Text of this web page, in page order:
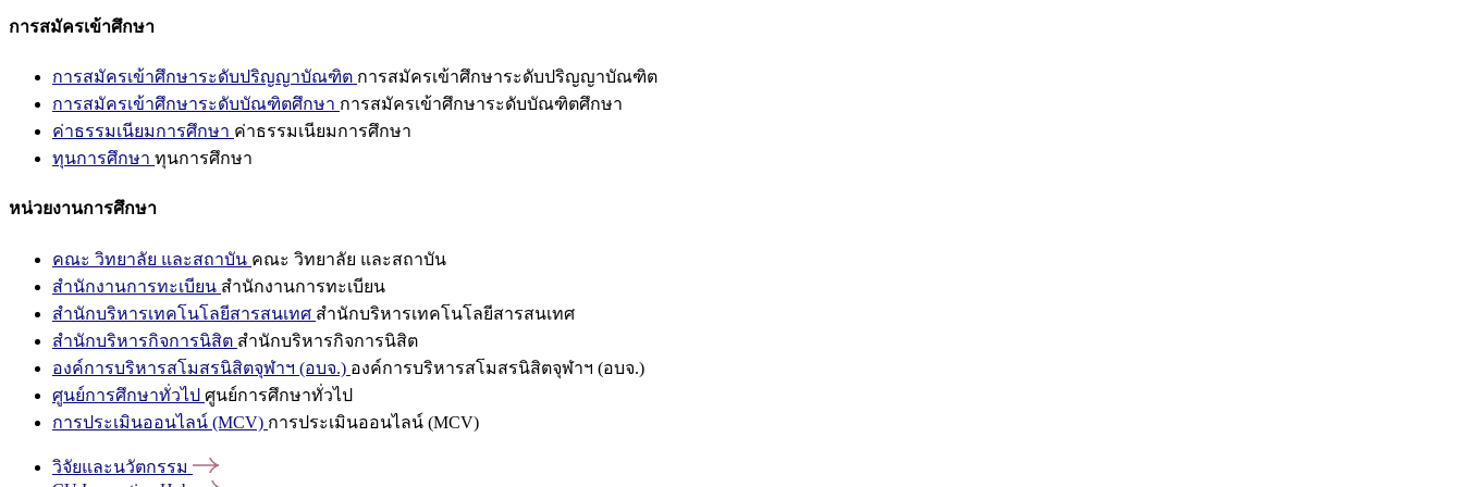
การสมัครเข้าศึกษา
การสมัครเข้าศึกษาระดับปริญญาบัณฑิต การสมัครเข้าศึกษาระดับปริญญาบัณฑิต
การสมัครเข้าศึกษาระดับบัณฑิตศึกษา การสมัครเข้าศึกษาระดับบัณฑิตศึกษา
ค่าธรรมเนียมการศึกษา ค่าธรรมเนียมการศึกษา
ทุนการศึกษา ทุนการศึกษา
หน่วยงานการศึกษา
คณะ วิทยาลัย และสถาบัน คณะ วิทยาลัย และสถาบัน
สำนักงานการทะเบียน สำนักงานการทะเบียน
สำนักบริหารเทคโนโลยีสารสนเทศ สำนักบริหารเทคโนโลยีสารสนเทศ
สำนักบริหารกิจการนิสิต สำนักบริหารกิจการนิสิต
องค์การบริหารสโมสรนิสิตจุฬาฯ (อบจ.) องค์การบริหารสโมสรนิสิตจุฬาฯ (อบจ.)
ศูนย์การศึกษาทั่วไป ศูนย์การศึกษาทั่วไป
การประเมินออนไลน์ (MCV) การประเมินออนไลน์ (MCV)
วิจัยและนวัตกรรม